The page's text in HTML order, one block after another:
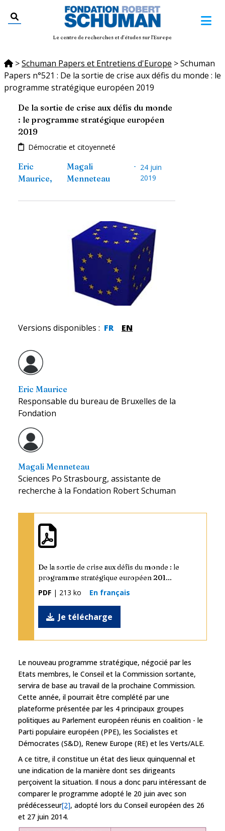
Le centre de recherches et d'études sur l'Europe
>Schuman Papers et Entretiens d'Europe >Schuman
Papers n°521 : De la sortie de crise aux défis du monde : le
programme stratégique européen 2019
De la sortie de crise aux défis du monde
: le programme stratégique européen
2019
Démocratie et citoyenneté
Eric
Maurice,
Magali
Menneteau
- 24 juin
2019
Versions disponibles : FR EN
Eric Maurice
Responsable du bureau de Bruxelles de la
Fondation
Magali Menneteau
Sciences Po Strasbourg, assistante de
recherche à la Fondation Robert Schuman
De la sortie de crise aux défis du monde : le
programme stratégique européen 201...
PDF | 213 ko En français
Je télécharge
Le nouveau programme stratégique, négocié par les
Etats membres, le Conseil et la Commission sortante,
servira de base au travail de la prochaine Commission.
Cette année, il pourrait être complété par une
plateforme présentée par les 4 principaux groupes
politiques au Parlement européen réunis en coalition - le
Parti populaire européen (PPE), les Socialistes et
Démocrates (S&D), Renew Europe (RE) et les Verts/ALE.
A ce titre, il constitue un état des lieux quinquennal et
une indication de la manière dont ses dirigeants
perçoivent la situation. Il nous a donc paru intéressant de
comparer le programme adopté le 20 juin avec son
prédécesseur[2], adopté lors du Conseil européen des 26
et 27 juin 2014.